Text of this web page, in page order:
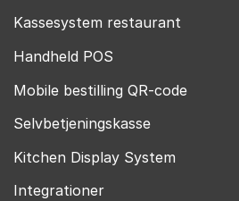
Kassesystem restaurant
Handheld POS
Mobile bestilling QR-code
Selvbetjeningskasse
Kitchen Display System
Integrationer